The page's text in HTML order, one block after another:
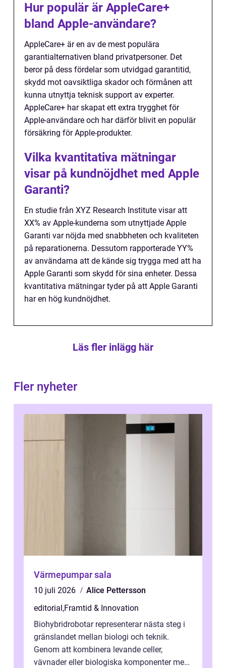
Hur populär är AppleCare+
bland Apple-användare?
AppleCare+ är en av de mest populära
garantialternativen bland privatpersoner. Det
beror på dess fördelar som utvidgad garantitid,
skydd mot oavsiktliga skador och förmånen att
kunna utnyttja teknisk support av experter.
AppleCare+ har skapat ett extra trygghet för
Apple-användare och har därför blivit en populär
försäkring för Apple-produkter.
Vilka kvantitativa mätningar
visar på kundnöjdhet med Apple
Garanti?
En studie från XYZ Research Institute visar att
XX% av Apple-kunderna som utnyttjade Apple
Garanti var nöjda med snabbheten och kvaliteten
på reparationerna. Dessutom rapporterade YY%
av användarna att de kände sig trygga med att ha
Apple Garanti som skydd för sina enheter. Dessa
kvantitativa mätningar tyder på att Apple Garanti
har en hög kundnöjdhet.
Läs fler inlägg här
Fler nyheter
Värmepumpar sala
10 juli 2026
Alice Pettersson
editorial ,Framtid & Innovation
Biohybridrobotar representerar nästa steg i
gränslandet mellan biologi och teknik.
Genom att kombinera levande celler,
vävnader eller biologiska komponenter med